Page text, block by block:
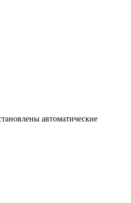
автоматические